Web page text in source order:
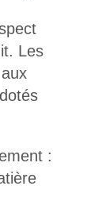
Les
: